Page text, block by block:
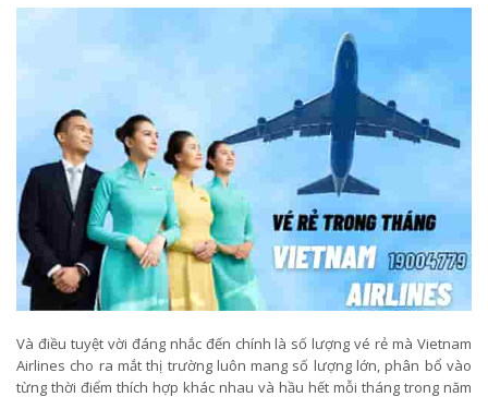
Và điều tuyệt vời đáng nhắc đến chính là số lượng vé rẻ mà Vietnam
Airlines cho ra mắt thị trường luôn mang số lượng lớn, phân bổ vào
từng thời điểm thích hợp khác nhau và hầu hết mỗi tháng trong năm